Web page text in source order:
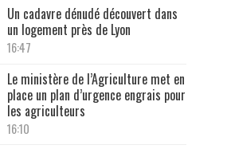
Un cadavre dénudé découvert dans
un logement près de Lyon
16:47
Le ministère de l’Agriculture met en
place un plan d’urgence engrais pour
les agriculteurs
16:10